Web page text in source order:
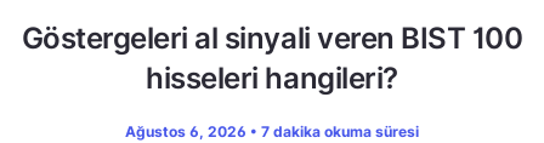
Göstergeleri al sinyali veren BIST 100
hisseleri hangileri?
Ağustos 6, 2026 • 7 dakika okuma süresi